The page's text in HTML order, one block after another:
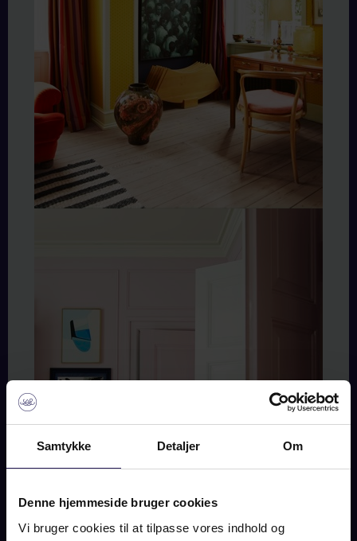
Samtykke Detaljer Om
Denne hjemmeside bruger cookies
Vi bruger cookies til at tilpasse vores indhold og